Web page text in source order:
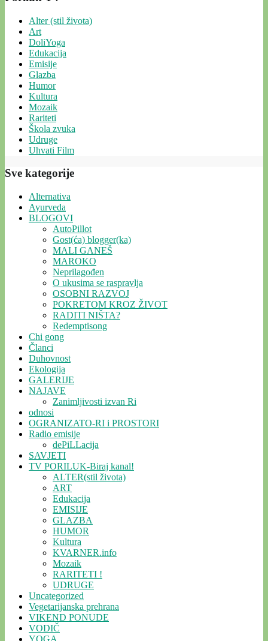
Alter (stil života)
Art
DoliYoga
Edukacija
Emisije
Glazba
Humor
Kultura
Mozaik
Rariteti
Škola zvuka
Udruge
Uhvati Film
Sve kategorije
Alternativa
Ayurveda
BLOGOVI
AutoPillot
Gost(ća) blogger(ka)
MALI GANEŠ
MAROKO
Neprilagođen
O ukusima se raspravlja
OSOBNI RAZVOJ
POKRETOM KROZ ŽIVOT
RADITI NIŠTA?
Redemptisong
Chi gong
Članci
Duhovnost
Ekologija
GALERIJE
NAJAVE
Zanimljivosti izvan Ri
odnosi
OGRANIZATO-RI i PROSTORI
Radio emisije
dePiLLacija
SAVJETI
TV PORILUK-Biraj kanal!
ALTER(stil života)
ART
Edukacija
EMISIJE
GLAZBA
HUMOR
Kultura
KVARNER.info
Mozaik
RARITETI !
UDRUGE
Uncategorized
Vegetarijanska prehrana
VIKEND PONUDE
VODIČ
YOGA